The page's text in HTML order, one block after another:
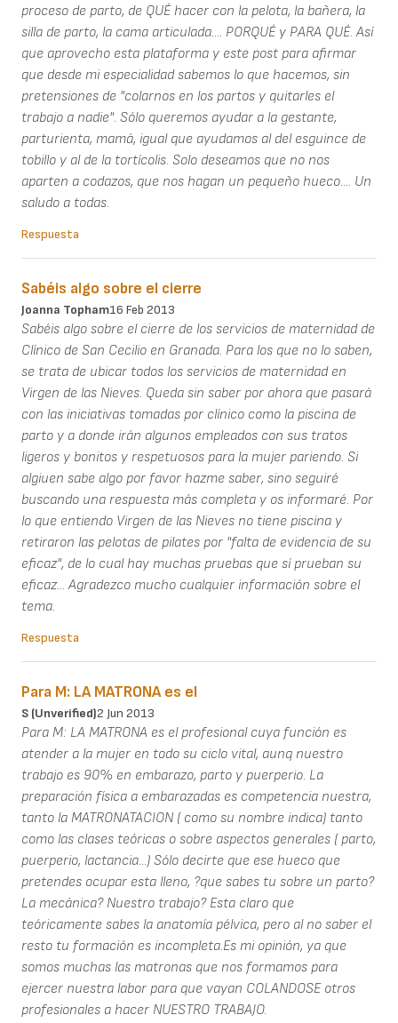
proceso de parto, de QUÉ hacer con la pelota, la bañera, la
silla de parto, la cama articulada.... PORQUÉ y PARA QUÉ. Así
que aprovecho esta plataforma y este post para afirmar
que desde mi especialidad sabemos lo que hacemos, sin
pretensiones de "colarnos en los partos y quitarles el
trabajo a nadie". Sólo queremos ayudar a la gestante,
parturienta, mamá, igual que ayudamos al del esguince de
tobillo y al de la tortícolis. Solo deseamos que no nos
aparten a codazos, que nos hagan un pequeño hueco.... Un
saludo a todas.
Respuesta
Sabéis algo sobre el cierre
Joanna Topham16 Feb 2013
Sabéis algo sobre el cierre de los servicios de maternidad de
Clínico de San Cecilio en Granada. Para los que no lo saben,
se trata de ubicar todos los servicios de maternidad en
Virgen de las Nieves. Queda sin saber por ahora que pasará
con las iniciativas tomadas por clínico como la piscina de
parto y a donde irán algunos empleados con sus tratos
ligeros y bonitos y respetuosos para la mujer pariendo. Si
algiuen sabe algo por favor hazme saber, sino seguiré
buscando una respuesta más completa y os informaré. Por
lo que entiendo Virgen de las Nieves no tiene piscina y
retiraron las pelotas de pilates por "falta de evidencia de su
eficaz", de lo cual hay muchas pruebas que sí prueban su
eficaz... Agradezco mucho cualquier información sobre el
tema.
Respuesta
Para M: LA MATRONA es el
S (unverified)2 Jun 2013
Para M: LA MATRONA es el profesional cuya función es
atender a la mujer en todo su ciclo vital, aunq nuestro
trabajo es 90% en embarazo, parto y puerperio. La
preparación física a embarazadas es competencia nuestra,
tanto la MATRONATACION ( como su nombre indica) tanto
como las clases teóricas o sobre aspectos generales ( parto,
puerperio, lactancia...) Sólo decirte que ese hueco que
pretendes ocupar esta lleno, ?que sabes tu sobre un parto?
La mecánica? Nuestro trabajo? Esta claro que
teóricamente sabes la anatomía pélvica, pero al no saber el
resto tu formación es incompleta.Es mi opinión, ya que
somos muchas las matronas que nos formamos para
ejercer nuestra labor para que vayan COLANDOSE otros
profesionales a hacer NUESTRO TRABAJO.